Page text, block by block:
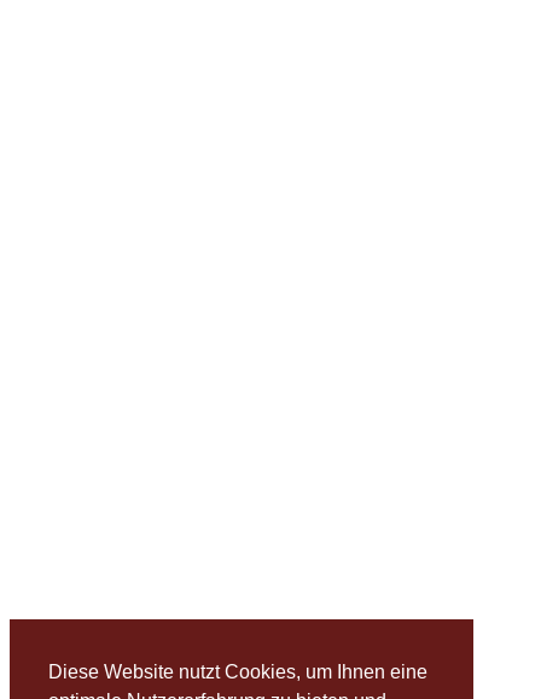
Diese Website nutzt Cookies, um Ihnen eine